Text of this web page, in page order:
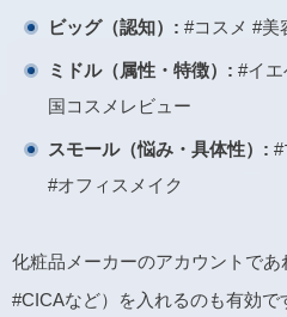
ビッグ（認知）: #コスメ #美
ミドル（属性・特徴）: #イ
国コスメレビュー
スモール（悩み・具体性）: #
#オフィスメイク
化粧品メーカーのアカウントで
#CICAなど）を入れるのも有効